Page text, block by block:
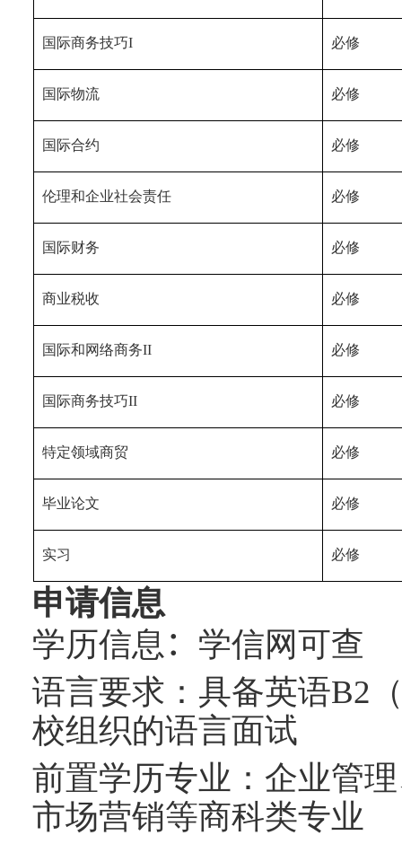
国际商务技巧I 必修
国际物流 必修
国际合约 必修
伦理和企业社会责任 必修
国际财务 必修
商业税收 必修
国际和网络商务II 必修
国际商务技巧II 必修
特定领域商贸 必修
毕业论文 必修
实习 必修
申请信息
学历信息 ： 学信网可查
语言要求：具备英语B2
校组织的语言面试
前置学历专业：企业管
市场营销等商科类专业